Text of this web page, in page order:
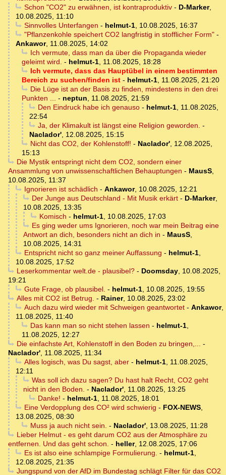
Schon "CO2" zu erwähnen, ist kontraproduktiv- D-Marker,
10.08.2025, 11:10
Sinnvolles Unterfangen - helmut-1, 10.08.2025, 16:37
"Pflanzenkohle speichert CO2 langfristig in stofflicher Form"-
Ankawor, 11.08.2025, 14:02
Ich vermute, dass man da über die Propaganda wieder
geleimt wird. - helmut-1, 11.08.2025, 18:28
Ich vermute, dass das Hauptübel in einem bestimmten
Bereich zu suchen/finden ist - helmut-1, 11.08.2025, 21:20
Die Lüge ist an der Basis zu finden, mindestens in den drei
Punkten ... - neptun, 11.08.2025, 21:59
Den Eindruck habe ich genauso- helmut-1, 11.08.2025,
22:54
Ja, der Klimakult ist längst eine Religion geworden. -
Naclador', 12.08.2025, 15:15
Nicht das CO2, der Kohlenstoff! - Naclador', 12.08.2025,
15:13
Die Mystik entspringt nicht dem CO2, sondern einer
Ansammlung von unwissenschaftlichen Behauptungen - MausS,
10.08.2025, 11:37
Ignorieren ist schädlich - Ankawor, 10.08.2025, 12:21
Der Junge aus Deutschland - Mit Musik erkärt- D-Marker,
10.08.2025, 13:35
Komisch - helmut-1, 10.08.2025, 17:03
Es ging weder ums Ignorieren, noch war mein Beitrag eine
Antwort an dich, besonders nicht an dich in - MausS,
10.08.2025, 14:31
Entspricht nicht so ganz meiner Auffassung - helmut-1,
10.08.2025, 17:52
Leserkommentar welt.de - plausibel?- Doomsday, 10.08.2025,
19:21
Gute Frage, ob plausibel. - helmut-1, 10.08.2025, 19:55
Alles mit CO2 ist Betrug. - Rainer, 10.08.2025, 23:02
Auch dazu wird wieder mit Schweigen geantwortet- Ankawor,
11.08.2025, 11:40
Das kann man so nicht stehen lassen - helmut-1,
11.08.2025, 12:27
Die einfachste Art, Kohlenstoff in den Boden zu bringen,... -
Naclador', 11.08.2025, 11:34
Alles logisch, was Du sagst, aber- helmut-1, 11.08.2025,
12:11
Was soll ich dazu sagen? Du hast halt Recht, CO2 geht
nicht in den Boden. - Naclador', 11.08.2025, 13:25
Danke! - helmut-1, 11.08.2025, 18:01
Eine Verdopplung des CO² wird schwierig - FOX-NEWS,
13.08.2025, 08:30
Muss ja auch nicht sein. - Naclador', 13.08.2025, 11:28
Lieber Helmut - es geht darum CO2 aus der Atmosphäre zu
entfernen. Und das geht schon. - heller, 12.08.2025, 17:06
Es ist also eine schlampige Formulierung. - helmut-1,
12.08.2025, 21:35
Jungspund von der AfD im Bundestag schlägt Filter für das CO2